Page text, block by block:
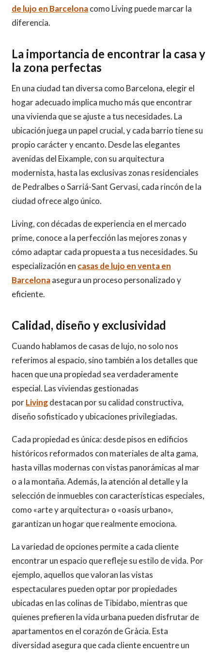
de lujo en Barcelonacomo Living puede marcar la
diferencia.
La importancia de encontrar la casa y
la zona perfectas
En una ciudad tan diversa como Barcelona, elegir el
hogar adecuado implica mucho más que encontrar
una vivienda que se ajuste a tus necesidades. La
ubicación juega un papel crucial, y cada barrio tiene su
propio carácter y encanto. Desde las elegantes
avenidas del Eixample, con su arquitectura
modernista, hasta las exclusivas zonas residenciales
de Pedralbes o Sarriá-Sant Gervasi, cada rincón de la
ciudad ofrece algo único.
Living, con décadas de experiencia en el mercado
prime, conoce a la perfección las mejores zonas y
cómo adaptar cada propuesta a tus necesidades. Su
especialización en casas de lujo en venta en
Barcelonaasegura un proceso personalizado y
eficiente.
Calidad, diseño y exclusividad
Cuando hablamos de casas de lujo, no solo nos
referimos al espacio, sino también a los detalles que
hacen que una propiedad sea verdaderamente
especial. Las viviendas gestionadas
porLivingdestacan por su calidad constructiva,
diseño sofisticado y ubicaciones privilegiadas.
Cada propiedad es única: desde pisos en edificios
históricos reformados con materiales de alta gama,
hasta villas modernas con vistas panorámicas al mar
o a la montaña. Además, la atención al detalle y la
selección de inmuebles con características especiales,
como «arte y arquitectura» o «oasis urbano»,
garantizan un hogar que realmente emociona.
La variedad de opciones permite a cada cliente
encontrar un espacio que refleje su estilo de vida. Por
ejemplo, aquellos que valoran las vistas
espectaculares pueden optar por propiedades
ubicadas en las colinas de Tibidabo, mientras que
quienes prefieren la vida urbana pueden disfrutar de
apartamentos en el corazón de Gràcia. Esta
diversidad asegura que cada cliente encuentre un